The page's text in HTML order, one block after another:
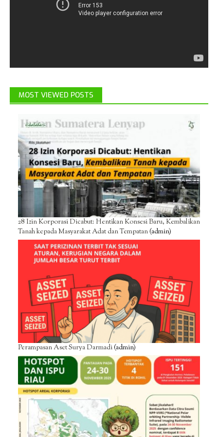
MOST VIEWED POSTS
28 Izin Korporasi Dicabut: Hentikan Konsesi Baru, Kembalikan
Tanah kepada Masyarakat Adat dan Tempatan(admin)
Perampasan Aset Surya Darmadi(admin)